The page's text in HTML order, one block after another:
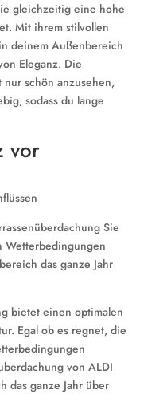
gleichzeitig eine hohe
Mit ihrem stilvollen
deinem Außenbereich
Eleganz. Die
schön anzusehen,
sodass du lange
vor
Sie
Wetterbedingungen
das ganze Jahr
bietet einen optimalen
Egal ob es regnet, die
von ALDI
das ganze Jahr über